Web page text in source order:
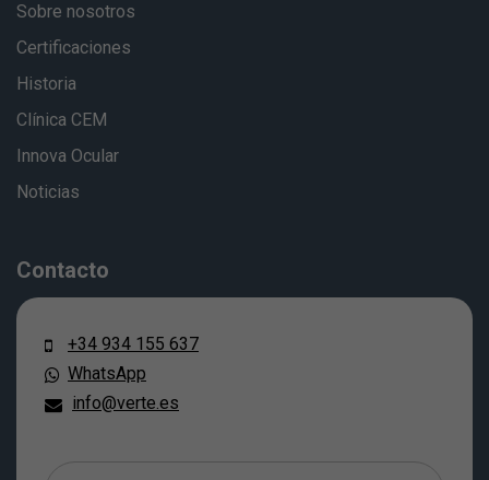
Sobre nosotros
Certificaciones
Historia
Clínica CEM
Innova Ocular
Noticias
Contacto
+34 934 155 637
WhatsApp
info@verte.es